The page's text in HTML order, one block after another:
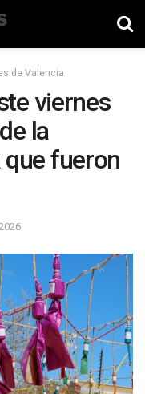
de Valencia
viernes
la
que fueron